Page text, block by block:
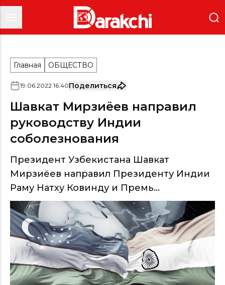
Главная ОБЩЕСТВО
19.06.2022 16:40Поделиться
Шавкат Мирзиёев направил
руководству Индии
соболезнования
Президент Узбекистана Шавкат
Мирзиёев направил Президенту Индии
Раму Натху Ковинду и Премь...